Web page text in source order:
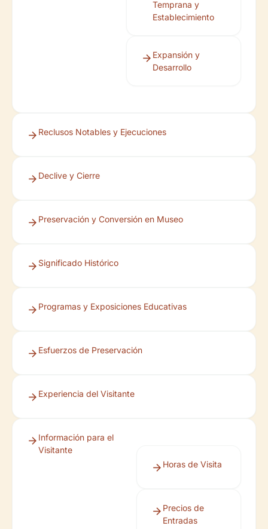
Temprana y
Establecimiento
Expansión y
Desarrollo
Reclusos Notables y Ejecuciones
Declive y Cierre
Preservación y Conversión en Museo
Significado Histórico
Programas y Exposiciones Educativas
Esfuerzos de Preservación
Experiencia del Visitante
Información para el
Visitante
Horas de Visita
Precios de
Entradas